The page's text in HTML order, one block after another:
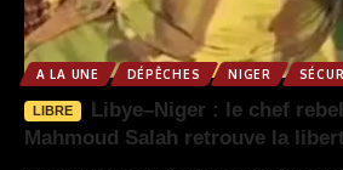
A LA UNE DÉPÊCHES NIGER
LIBRE
Libye–Niger : le chef
Mahmoud Salah retrouve la